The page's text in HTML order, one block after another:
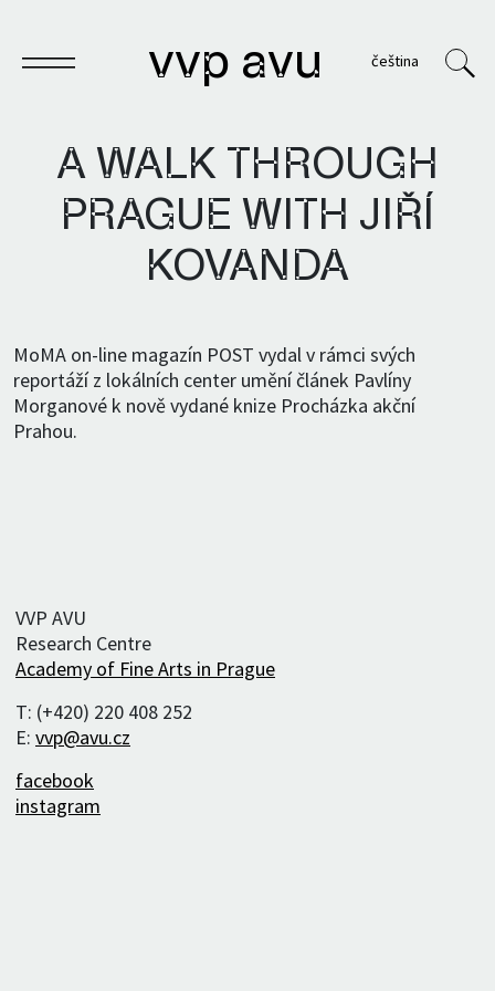
vvp avu čeština
Notebook
Publications
Archives
VVP
A WALK THROUGH
PRAGUE WITH JIŘÍ
KOVANDA
MoMA on-line magazín POST vydal v rámci svých
reportáží z lokálních center umění článek Pavlíny
Morganové k nově vydané knize Procházka akční
Prahou.
VVP AVU
Research Centre
Academy of Fine Arts in Prague
T: (+420) 220 408 252
E: vvp@avu.cz
facebook
instagram